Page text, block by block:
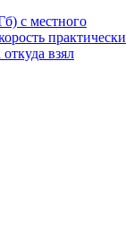
с местного
практически
взял